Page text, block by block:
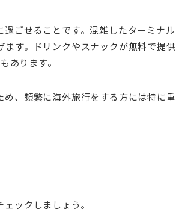
ごせることです。混雑したターミナル
す。ドリンクやスナックが無料で提供
あります。
、頻繁に海外旅行をする方には特に重
ックしましょう。